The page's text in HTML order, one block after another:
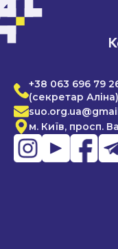
+38 063 696 79
(секретар Аліна)
м. Київ, просп.